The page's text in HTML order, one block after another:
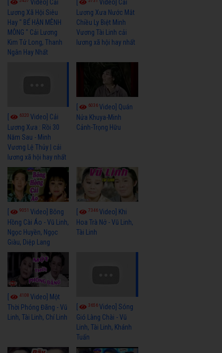
Video] Cải
Lương Xã Hội Siêu
Hay " BỂ HẬN MÊNH
MÔNG " Cải Lương
Kim Tử Long, Thanh
Ngân Hay Nhất
Video] Cải
Lương Xưa Nước Mắt
Chiều Ly Biệt Minh
Vương Tài Linh cải
lương xã hội hay nhất
6320 Video] Cải
Lương Xưa : Rồi 30
Năm Sau - Minh
Vương Lệ Thủy | cải
lương xã hội hay nhất
6036Video] Quán
Nửa Khuya-Minh
Cảnh-Trọng Hữu
9051 Video] Bông
Hồng Cài Áo - Vũ Linh,
Ngọc Huyền, Ngọc
Giàu, Diệp Lang
7346Video] Khi
Hoa Trà Nở - Vũ Linh,
Tài Linh
4108 Video] Một
Thời Phóng Đãng - Vũ
Linh, Tài Linh, Chí Linh
3656Video] Sóng
Gió Làng Chài - Vũ
Linh, Tài Linh, Khánh
Tuấn